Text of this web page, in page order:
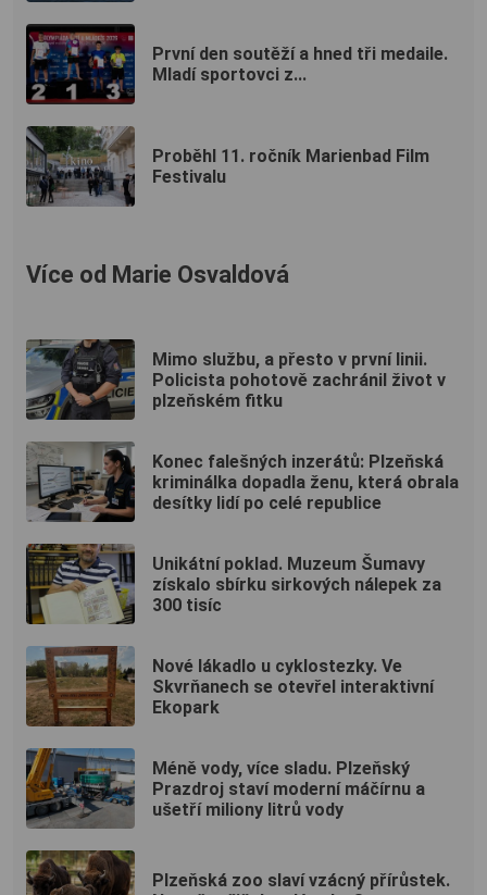
První den soutěží a hned tři medaile.
Mladí sportovci z...
Proběhl 11. ročník Marienbad Film
Festivalu
Více od Marie Osvaldová
Mimo službu, a přesto v první linii.
Policista pohotově zachránil život v
plzeňském fitku
Konec falešných inzerátů: Plzeňská
kriminálka dopadla ženu, která obrala
desítky lidí po celé republice
Unikátní poklad. Muzeum Šumavy
získalo sbírku sirkových nálepek za
300 tisíc
Nové lákadlo u cyklostezky. Ve
Skvrňanech se otevřel interaktivní
Ekopark
Méně vody, více sladu. Plzeňský
Prazdroj staví moderní máčírnu a
ušetří miliony litrů vody
Plzeňská zoo slaví vzácný přírůstek.